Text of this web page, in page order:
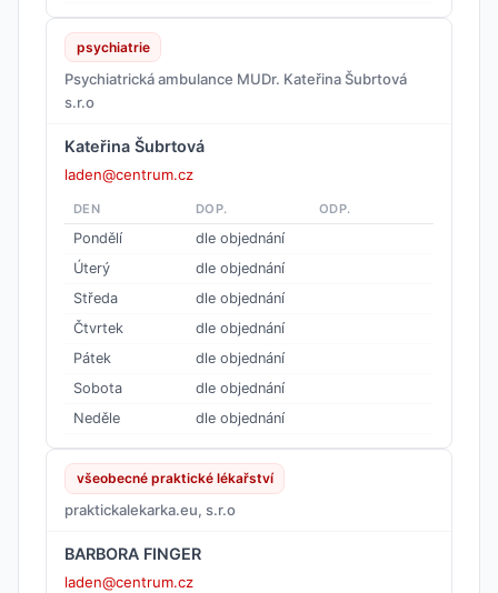
psychiatrie
Psychiatrická ambulance MUDr. Kateřina Šubrtová
s.r.o
Kateřina Šubrtová
laden@centrum.cz
DEN DOP. ODP.
Pondělí
dle objednání
Úterý
dle objednání
Středa
dle objednání
Čtvrtek
dle objednání
Pátek
dle objednání
Sobota
dle objednání
Neděle
dle objednání
všeobecné praktické lékařství
praktickalekarka.eu, s.r.o
BARBORA FINGER
laden@centrum.cz